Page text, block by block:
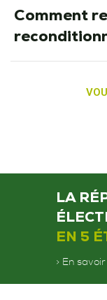
Comment
LA
EN 5
> En